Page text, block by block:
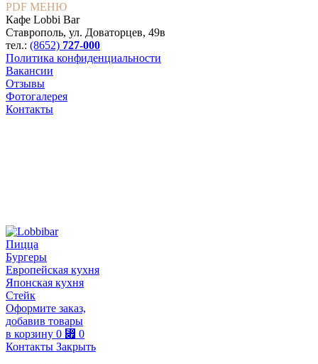
PDF МЕНЮ
Кафе Lobbi Bar
Ставрополь, ул. Доваторцев, 49в
тел.: (8652) 727-000
Политика конфиденциальности
Вакансии
Отзывы
Фотогалерея
Контакты
Пицца
Бургеры
Европейская кухня
Японская кухня
Стейк
Оформите заказ,
добавив товары
в корзину 0 ⃏ 0
Контакты Закрыть